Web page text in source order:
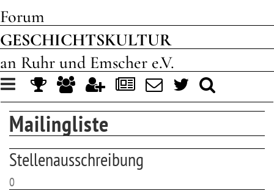
Forum
GESCHICHTSKULTUR
an Ruhr und Emscher e.V.
Toggle
navigation
Mailingliste
Stellenausschreibung
0